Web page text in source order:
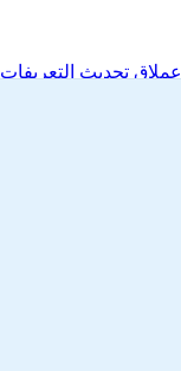
عملاق تحديث التعريفات IObit Driver Booster PRO 11